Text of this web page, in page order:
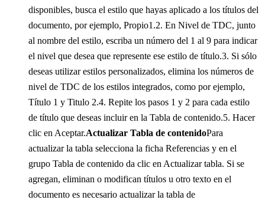
disponibles, busca el estilo que hayas aplicado a los títulos del
documento, por ejemplo, Propio1.2. En Nivel de TDC, junto
al nombre del estilo, escriba un número del 1 al 9 para indicar
el nivel que desea que represente ese estilo de título.3. Si sólo
deseas utilizar estilos personalizados, elimina los números de
nivel de TDC de los estilos integrados, como por ejemplo,
Título 1 y Titulo 2.4. Repite los pasos 1 y 2 para cada estilo
de título que deseas incluir en la Tabla de contenido.5. Hacer
clic en Aceptar.Actualizar Tabla de contenidoPara
actualizar la tabla selecciona la ficha Referencias y en el
grupo Tabla de contenido da clic en Actualizar tabla. Si se
agregan, eliminan o modifican títulos u otro texto en el
documento es necesario actualizar la tabla de